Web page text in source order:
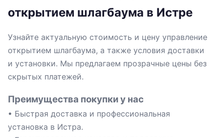
открытием шлагбаума в Истре
Узнайте актуальную стоимость и цену управление
открытием шлагбаума, а также условия доставки
и установки. Мы предлагаем прозрачные цены без
скрытых платежей.
Преимущества покупки у нас
• Быстрая доставка и профессиональная
установка в Истра.